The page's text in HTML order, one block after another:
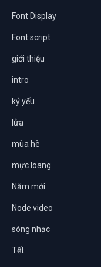
Font Display
Font script
giới thiệu
intro
kỷ yếu
lửa
mùa hè
mực loang
Năm mới
Node video
sóng nhạc
Tết